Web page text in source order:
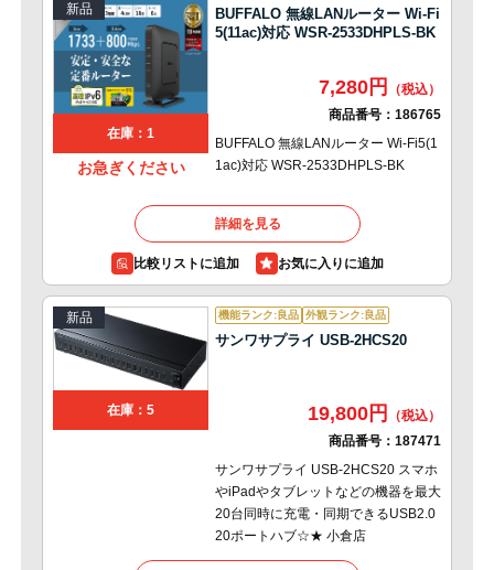
新品
在庫：1
お急ぎください
BUFFALO 無線LANルーター Wi-Fi
5(11ac)対応 WSR-2533DHPLS-BK
7,280円
商品番号： 186765
BUFFALO 無線LANルーター Wi-Fi5(1
1ac)対応 WSR-2533DHPLS-BK
詳細を見る
比較リストに追加
新品
在庫：5
機能ランク:良品 外観ランク:良品
サンワサプライ USB-2HCS20
19,800円
商品番号： 187471
サンワサプライ USB-2HCS20 スマホ
やiPadやタブレットなどの機器を最大
20台同時に充電・同期できるUSB2.0
20ポートハブ☆★ 小倉店